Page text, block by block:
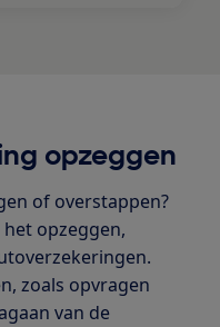
opzeggen
of overstappen?
opzeggen,
zoals opvragen
van de